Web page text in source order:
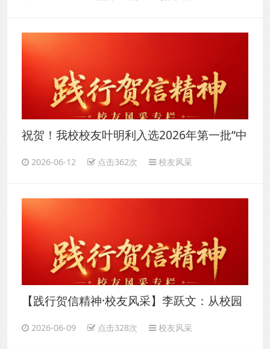
祝贺！我校校友叶明利入选2026年第一批“中
2026-06-12 点击362次 校友风采
【践行贺信精神·校友风采】李跃文：从校园
生活服务
2026-06-09 点击328次 校友风采